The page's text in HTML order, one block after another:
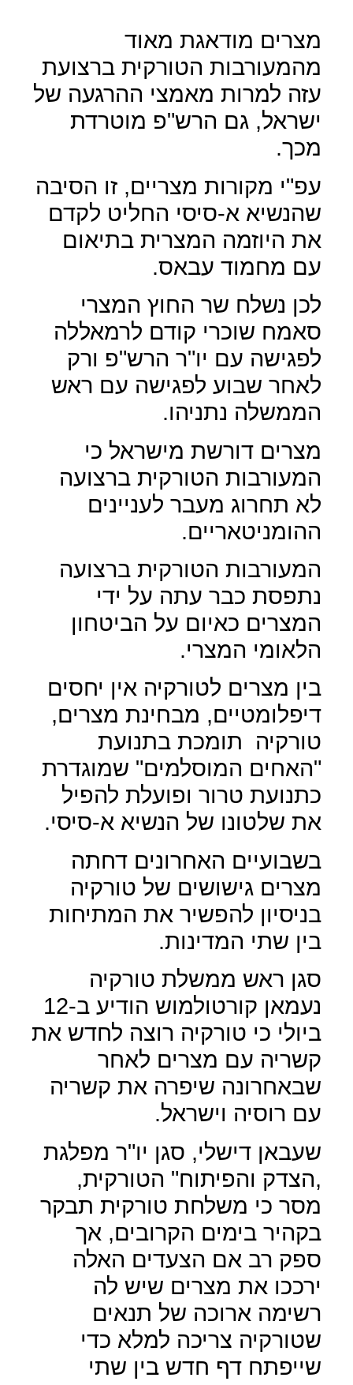
מצרים מודאגת מאוד
מהמעורבות הטורקית ברצועת
עזה למרות מאמצי ההרגעה של
ישראל, גם הרש"פ מוטרדת
מכך.
עפ"י מקורות מצריים, זו הסיבה
שהנשיא א-סיסי החליט לקדם
את היוזמה המצרית בתיאום
עם מחמוד עבאס.
לכן נשלח שר החוץ המצרי
סאמח שוכרי קודם לרמאללה
לפגישה עם יו"ר הרש"פ ורק
לאחר שבוע לפגישה עם ראש
הממשלה נתניהו.
מצרים דורשת מישראל כי
המעורבות הטורקית ברצועה
לא תחרוג מעבר לעניינים
ההומניטאריים.
המעורבות הטורקית ברצועה
נתפסת כבר עתה על ידי
המצרים כאיום על הביטחון
הלאומי המצרי.
בין מצרים לטורקיה אין יחסים
דיפלומטיים, מבחינת מצרים,
טורקיה
תומכת בתנועת
"האחים המוסלמים" שמוגדרת
כתנועת טרור ופועלת להפיל
את שלטונו של הנשיא א-סיסי.
בשבועיים האחרונים דחתה
מצרים גישושים של טורקיה
בניסיון להפשיר את המתיחות
בין שתי המדינות.
סגן ראש ממשלת טורקיה
נעמאן קורטולמוש הודיע ב-12
ביולי כי טורקיה רוצה לחדש את
קשריה עם מצרים לאחר
שבאחרונה שיפרה את קשריה
עם רוסיה וישראל.
שעבאן דישלי, סגן יו"ר מפלגת
,הצדק והפיתוח" הטורקית,
מסר כי משלחת טורקית תבקר
בקהיר בימים הקרובים, אך
ספק רב אם הצעדים האלה
ירככו את מצרים שיש לה
רשימה ארוכה של תנאים
שטורקיה צריכה למלא כדי
שייפתח דף חדש בין שתי